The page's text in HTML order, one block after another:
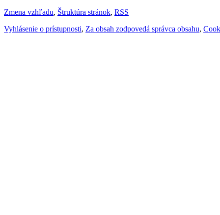
Zmena vzhľadu, Štruktúra stránok, RSS
Vyhlásenie o prístupnosti, Za obsah zodpovedá správca obsahu,